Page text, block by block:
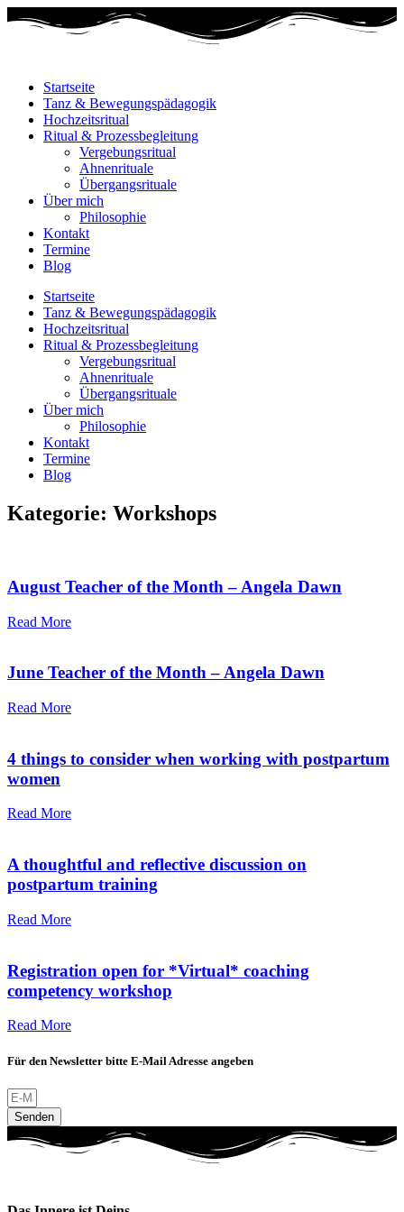
Startseite
Tanz & Bewegungspädagogik
Hochzeitsritual
Ritual & Prozessbegleitung
Vergebungsritual
Ahnenrituale
Übergangsrituale
Über mich
Philosophie
Kontakt
Termine
Blog
Startseite
Tanz & Bewegungspädagogik
Hochzeitsritual
Ritual & Prozessbegleitung
Vergebungsritual
Ahnenrituale
Übergangsrituale
Über mich
Philosophie
Kontakt
Termine
Blog
Kategorie: Workshops
August Teacher of the Month – Angela Dawn
Read More
June Teacher of the Month – Angela Dawn
Read More
4 things to consider when working with postpartum
women
Read More
A thoughtful and reflective discussion on
postpartum training
Read More
Registration open for *Virtual* coaching
competency workshop
Read More
Für den Newsletter bitte E-Mail Adresse angeben
Senden